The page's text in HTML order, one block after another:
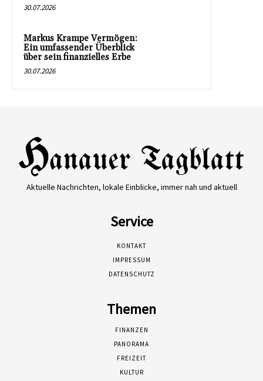
30.07.2026
Markus Krampe Vermögen:
Ein umfassender Überblick
über sein finanzielles Erbe
30.07.2026
Aktuelle Nachrichten, lokale Einblicke, immer nah und aktuell
Service
KONTAKT
IMPRESSUM
DATENSCHUTZ
Themen
FINANZEN
PANORAMA
FREIZEIT
KULTUR